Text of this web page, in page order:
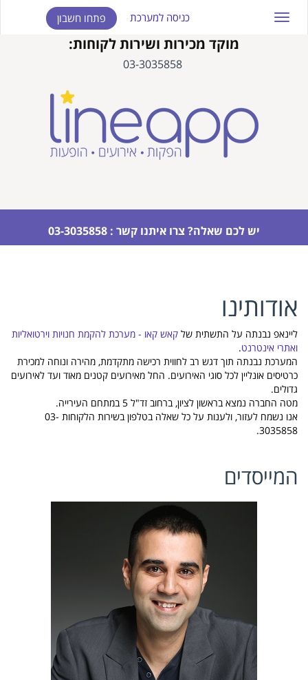
כניסה למערכת פתחו חשבון
מוקד מכירות ושירות לקוחות:
03-3035858
Toggle
יש לכם שאלה? צרו איתנו קשר : 03-3035858
אודותינו
ליינאפ נבנתה על התשתית של קאש קאו - מערכת להקמת חנויות וירטואליות
ואתרי אינטרנט.
המערכת נבנתה תוך דגש רב לחווית רכישה מתקדמת, מהירה ונוחה למכירת
כרטיסים אונליין לכל סוגי האירועים. החל מאירועים קטנים מאוד ועד לאירועים
גדולים.
מטה החברה נמצא בראשון לציון, ברחוב זד"ל 5 במתחם העירייה.
אנו נשמח לעזור, ולענות על כל שאלה בטלפון בשירות הלקוחות 03-
3035858.
המייסדים